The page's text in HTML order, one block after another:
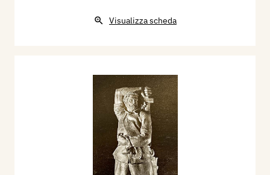
Visualizza scheda